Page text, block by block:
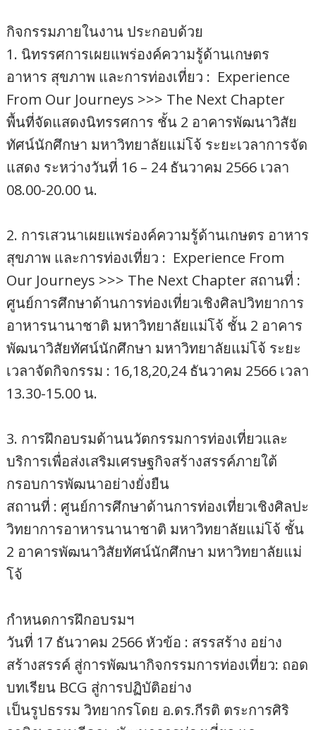
กิจกรรมภายในงาน ประกอบด้วย
1. นิทรรศการเผยแพร่องค์ความรู้ด้านเกษตร
อาหาร สุขภาพ และการท่องเที่ยว : Experience
From Our Journeys >>> The Next Chapter
พื้นที่จัดแสดงนิทรรศการ ชั้น 2 อาคารพัฒนาวิสัย
ทัศน์นักศึกษา มหาวิทยาลัยแม่โจ้ ระยะเวลาการจัด
แสดง ระหว่างวันที่ 16 – 24 ธันวาคม 2566 เวลา
08.00-20.00 น.
2. การเสวนาเผยแพร่องค์ความรู้ด้านเกษตร อาหาร
สุขภาพ และการท่องเที่ยว : Experience From
Our Journeys >>> The Next Chapter สถานที่ :
ศูนย์การศึกษาด้านการท่องเที่ยวเชิงศิลปวิทยาการ
อาหารนานาชาติ มหาวิทยาลัยแม่โจ้ ชั้น 2 อาคาร
พัฒนาวิสัยทัศน์นักศึกษา มหาวิทยาลัยแม่โจ้ ระยะ
เวลาจัดกิจกรรม : 16,18,20,24 ธันวาคม 2566 เวลา
13.30-15.00 น.
3. การฝึกอบรมด้านนวัตกรรมการท่องเที่ยวและ
บริการเพื่อส่งเสริมเศรษฐกิจสร้างสรรค์ภายใต้
กรอบการพัฒนาอย่างยั่งยืน
สถานที่ : ศูนย์การศึกษาด้านการท่องเที่ยวเชิงศิลปะ
วิทยาการอาหารนานาชาติ มหาวิทยาลัยแม่โจ้ ชั้น
2 อาคารพัฒนาวิสัยทัศน์นักศึกษา มหาวิทยาลัยแม่
โจ้
กำหนดการฝึกอบรมฯ
วันที่ 17 ธันวาคม 2566 หัวข้อ : สรรสร้าง อย่าง
สร้างสรรค์ สู่การพัฒนากิจกรรมการท่องเที่ยว: ถอด
บทเรียน BCG สู่การปฏิบัติอย่าง
เป็นรูปธรรม วิทยากรโดย อ.ดร.กีรติ ตระการศิริ